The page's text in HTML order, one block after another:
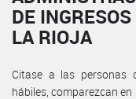
DE
LA RIOJA
Citase a las personas
hábiles, comparezcan